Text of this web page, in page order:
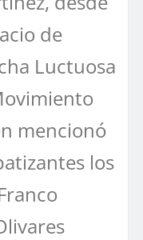
de
Luctuosa
mencionó
los